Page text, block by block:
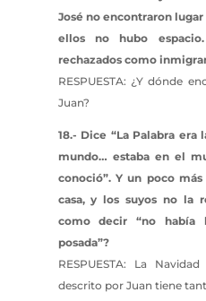
José no encontraron lugar
ellos no hubo
rechazados como
RESPUESTA: ¿Y dónde
Juan?
18.- Dice “La Palabra
mundo… estaba en el
conoció”. Y un poco
casa, y los suyos no la
como decir “no había
posada”?
RESPUESTA: La
descrito por Juan tiene